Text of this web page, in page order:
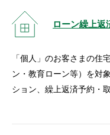
ローン繰上返
「個人」のお客さまの住
ン・教育ローン等）を対
ション、繰上返済予約・